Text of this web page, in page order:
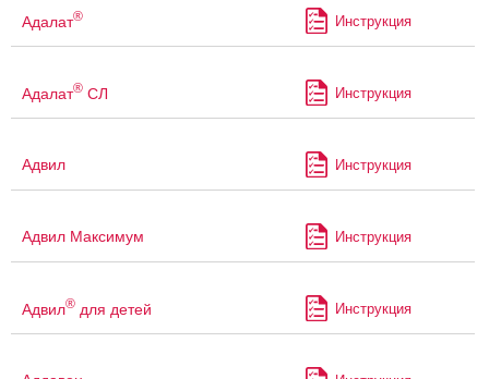
Адалат® Инструкция
Адалат® СЛ Инструкция
Адвил Инструкция
Адвил Максимум Инструкция
Адвил® для детей Инструкция